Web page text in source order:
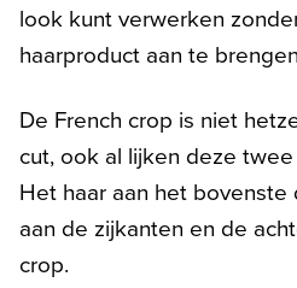
look kunt verwerken
haarproduct aan te
De French crop is niet
cut, ook al lijken deze
Het haar aan het
aan de zijkanten en de
crop.